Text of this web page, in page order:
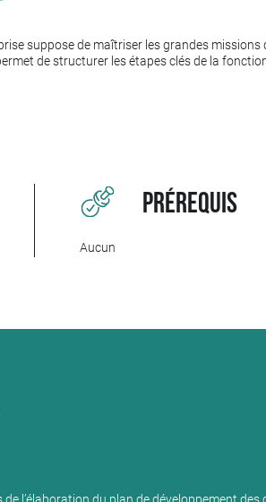
suppose de maîtriser les grandes
de structurer les étapes clés de la
pour articuler stratégie, budget,
Prérequis
Aucun